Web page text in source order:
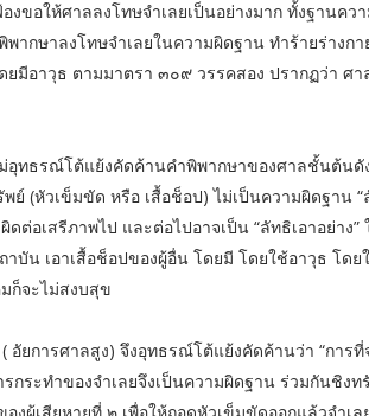
งขอให้ศาลลงโทษจำเลยเป็นอย่างมาก ทั้งฐานค
ากษาลงโทษจำเลยในความผิดฐาน ทำร้ายร่าง
ยมีอาวุธ ตามมาตรา ๓๐๙ วรรคสอง ปรากฏว่า ศ
ทธรณ์โต้แย้งคัดค้านคำพิพากษาของศาลชั้นต้นดัง
ย์ (หัวเข็มขัด หรือ เสื้อช็อป) ไม่เป็นความผิดฐาน
ต่อเสรีภาพไป และต่อไปอาจเป็น “ลัทธิเอาอย่าง
บัน เอาเสื้อช็อปของผู้อื่น โดยมี โดยใช้อาวุธ โดย
ก็จะไม่สงบสุข
ยการศาลสูง) จึงอุทธรณ์โต้แย้งคัดค้านว่า “การที่
กระทำของจำเลยจึงเป็นความผิดฐาน ร่วมกันชิง